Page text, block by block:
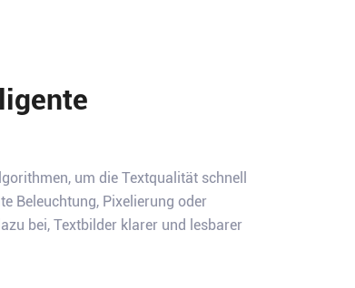
um die Textqualität schnell
Beleuchtung, Pixelierung oder
bei, Textbilder klarer und lesbarer